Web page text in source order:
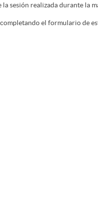
sesión realizada durante la
el formulario de